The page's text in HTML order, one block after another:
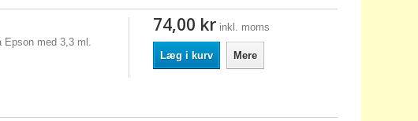
med 3,3 ml.
74,00 kr inkl. moms
Læg i kurv Mere